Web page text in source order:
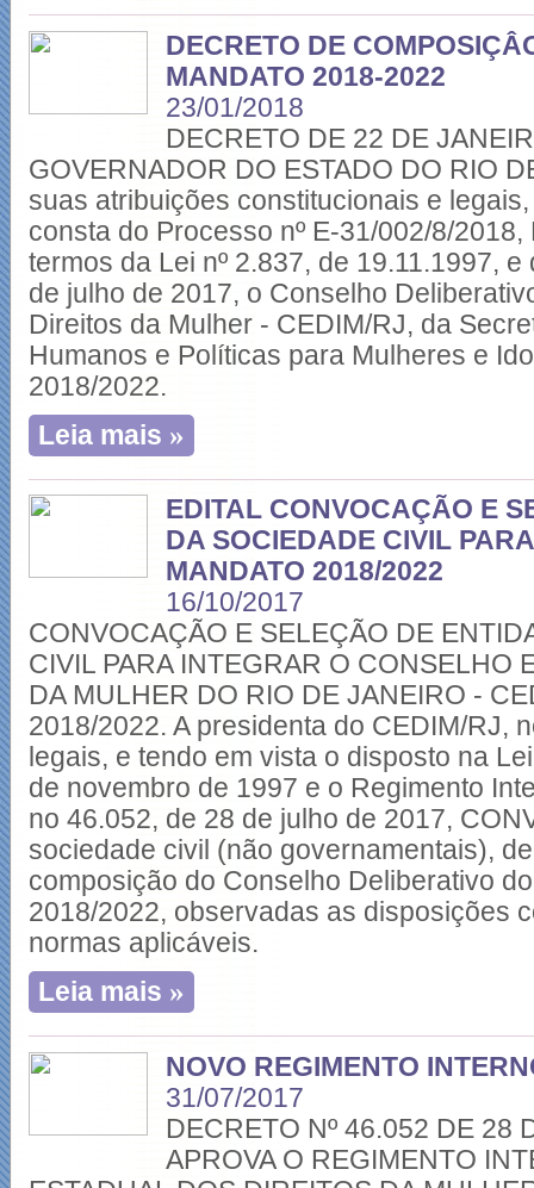
DECRETO DE
MANDATO 2018-2022
23/01/2018
DECRETO DE 22 DE
GOVERNADOR DO ESTADO DO RIO
suas atribuições constitucionais e
consta do Processo nº E-31/002/8/
termos da Lei nº 2.837, de 19.11.1997,
de julho de 2017, o Conselho
Direitos da Mulher - CEDIM/RJ, da
Humanos e Políticas para Mulheres e
2018/2022.
Leia mais »
EDITAL CONVOCAÇÃO E
DA SOCIEDADE CIVIL
MANDATO 2018/2022
16/10/2017
CONVOCAÇÃO E SELEÇÃO DE
CIVIL PARA INTEGRAR O CONSELHO
DA MULHER DO RIO DE JANEIRO -
2018/2022. A presidenta do CEDIM/RJ,
legais, e tendo em vista o disposto na
de novembro de 1997 e o Regimento
no 46.052, de 28 de julho de 2017,
sociedade civil (não governamentais),
composição do Conselho Deliberativo
2018/2022, observadas as disposições
normas aplicáveis.
Leia mais »
NOVO REGIMENTO
31/07/2017
DECRETO Nº 46.052 DE 28
APROVA O REGIMENTO